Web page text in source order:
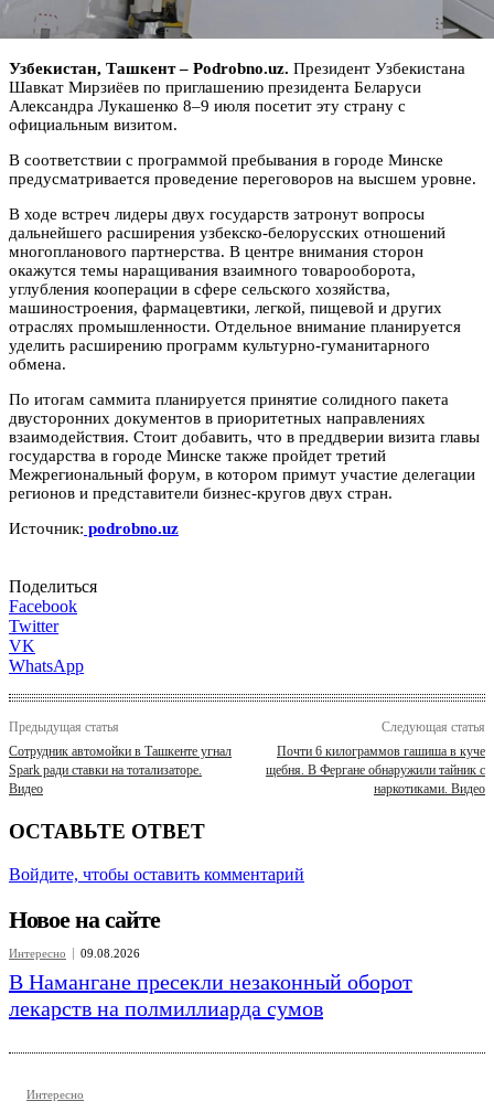
Узбекистан, Ташкент – Podrobno.uz. Президент Узбекистана
Шавкат Мирзиёев по приглашению президента Беларуси
Александра Лукашенко 8–9 июля посетит эту страну с
официальным визитом.
В соответствии с программой пребывания в городе Минске
предусматривается проведение переговоров на высшем уровне.
В ходе встреч лидеры двух государств затронут вопросы
дальнейшего расширения узбекско-белорусских отношений
многопланового партнерства. В центре внимания сторон
окажутся темы наращивания взаимного товарооборота,
углубления кооперации в сфере сельского хозяйства,
машиностроения, фармацевтики, легкой, пищевой и других
отраслях промышленности. Отдельное внимание планируется
уделить расширению программ культурно-гуманитарного
обмена.
По итогам саммита планируется принятие солидного пакета
двусторонних документов в приоритетных направлениях
взаимодействия. Стоит добавить, что в преддверии визита главы
государства в городе Минске также пройдет третий
Межрегиональный форум, в котором примут участие делегации
регионов и представители бизнес-кругов двух стран.
Источник: podrobno.uz
Поделиться
Facebook
Twitter
VK
WhatsApp
Предыдущая статья
Сотрудник автомойки в Ташкенте угнал
Spark ради ставки на тотализаторе.
Видео
Следующая статья
Почти 6 килограммов гашиша в куче
щебня. В Фергане обнаружили тайник с
наркотиками. Видео
ОСТАВЬТЕ ОТВЕТ
Войдите, чтобы оставить комментарий
Новое на сайте
Интересно 09.08.2026
В Намангане пресекли незаконный оборот
лекарств на полмиллиарда сумов
Интересно